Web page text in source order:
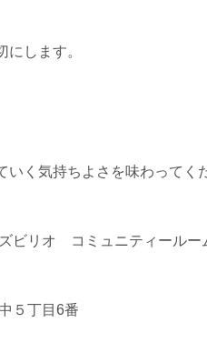
します。
く気持ちよさを味わってく
ビリオ コミュニティールー
５丁目6番